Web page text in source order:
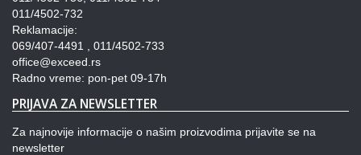
011/4502-732
Reklamacije:
069/407-4491 , 011/4502-733
office@exceed.rs
Radno vreme: pon-pet 09-17h
PRIJAVA ZA NEWSLETTER
Za najnovije informacije o našim proizvodima prijavite se na
newsletter